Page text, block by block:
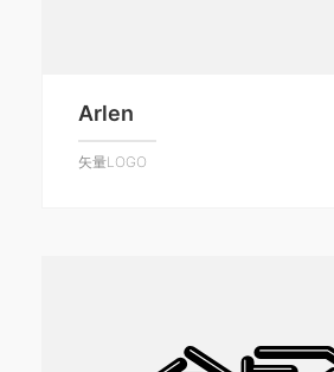
Arlen
矢量LOGO